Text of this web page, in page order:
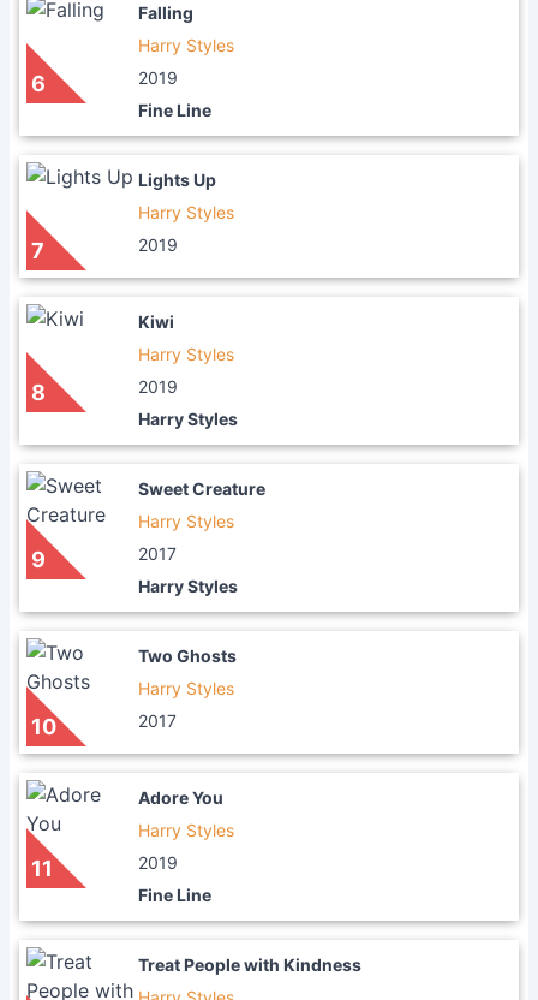
6
Falling
Harry Styles
2019
Fine Line
7
Lights Up
Harry Styles
2019
8
Kiwi
Harry Styles
2019
Harry Styles
9
Sweet Creature
Harry Styles
2017
Harry Styles
10
Two Ghosts
Harry Styles
2017
11
Adore You
Harry Styles
2019
Fine Line
Treat People with Kindness